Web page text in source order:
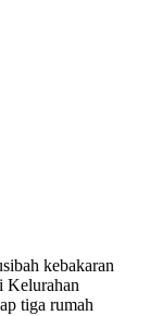
kebakaran
Kelurahan
tiga rumah